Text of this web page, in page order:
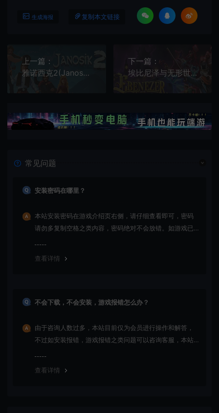
生成海报 复制本文链接
上一篇：
雅诺西克2(Janosik 2)银河恶魔城复古动作游戏|中文|攻略|视频|免费下载
下一篇：
埃比尼泽与无形世界 / Ebenezer and the Invisible World 横版动作游戏
常见问题
安装密码在哪里？
本站安装密码在游戏介绍页右侧，请仔细查看即可，密码
请勿多复制空格之类内容，密码绝对不会放错。如游戏已
查看详情
不会下载，不会安装，游戏报错怎么办？
由于咨询人数过多，本站目前仅为会员进行操作和解答，
不过如安装报错，游戏报错之类问题可以咨询客服，本站
查看详情